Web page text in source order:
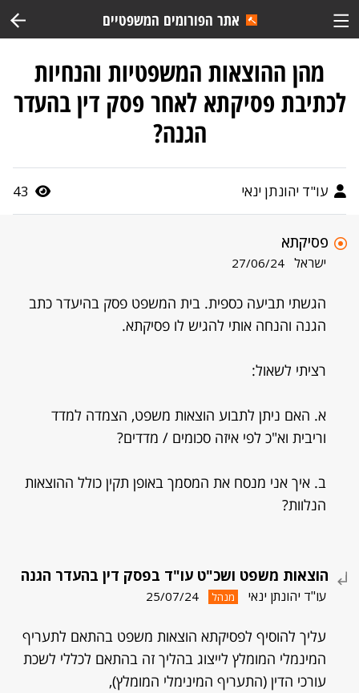
אתר הפורומים המשפטיים
מהן ההוצאות המשפטיות והנחיות
לכתיבת פסיקתא לאחר פסק דין בהעדר
הגנה?
עו"ד יהונתן ינאי 43
פסיקתא
ישראל 27/06/24
הגשתי תביעה כספית. בית המשפט פסק בהיעדר כתב
הגנה והנחה אותי להגיש לו פסיקתא.
רציתי לשאול:
א. האם ניתן לתבוע הוצאות משפט, הצמדה למדד
וריבית וא"כ לפי איזה סכומים / מדדים?
ב. איך אני מנסח את המסמך באופן תקין כולל ההוצאות
הנלוות?
הוצאות משפט ושכ"ט עו"ד בפסק דין בהעדר הגנה
עו"ד יהונתן ינאי מנהל 25/07/24
עליך להוסיף לפסיקתא הוצאות משפט בהתאם לתעריף
המינמלי המומלץ לייצוג בהליך זה בהתאם לכללי לשכת
עורכי הדין (התעריף המינימלי המומלץ),